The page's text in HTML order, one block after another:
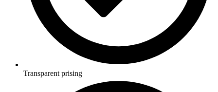
Transparent prising